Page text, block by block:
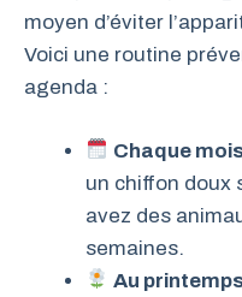
moyen d’éviter
Voici une routine
agenda :
Chaque
un chiffon doux
avez des
semaines.
Au